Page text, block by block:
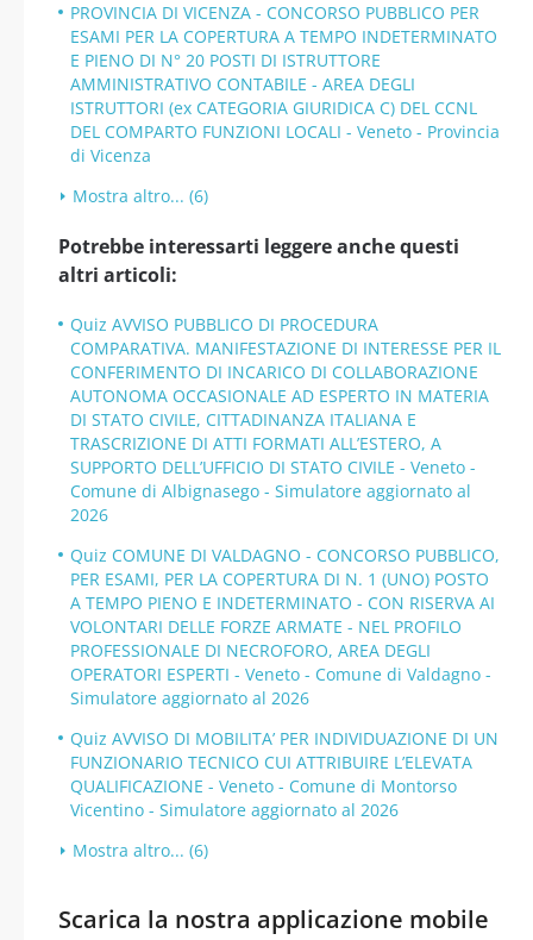
PROVINCIA DI VICENZA - CONCORSO PUBBLICO PER
ESAMI PER LA COPERTURA A TEMPO INDETERMINATO
E PIENO DI N° 20 POSTI DI ISTRUTTORE
AMMINISTRATIVO CONTABILE - AREA DEGLI
ISTRUTTORI (ex CATEGORIA GIURIDICA C) DEL CCNL
DEL COMPARTO FUNZIONI LOCALI - Veneto - Provincia
di Vicenza
Mostra altro... (6)
Potrebbe interessarti leggere anche questi
altri articoli:
Quiz AVVISO PUBBLICO DI PROCEDURA
COMPARATIVA. MANIFESTAZIONE DI INTERESSE PER IL
CONFERIMENTO DI INCARICO DI COLLABORAZIONE
AUTONOMA OCCASIONALE AD ESPERTO IN MATERIA
DI STATO CIVILE, CITTADINANZA ITALIANA E
TRASCRIZIONE DI ATTI FORMATI ALL’ESTERO, A
SUPPORTO DELL’UFFICIO DI STATO CIVILE - Veneto -
Comune di Albignasego - Simulatore aggiornato al
2026
Quiz COMUNE DI VALDAGNO - CONCORSO PUBBLICO,
PER ESAMI, PER LA COPERTURA DI N. 1 (UNO) POSTO
A TEMPO PIENO E INDETERMINATO - CON RISERVA AI
VOLONTARI DELLE FORZE ARMATE - NEL PROFILO
PROFESSIONALE DI NECROFORO, AREA DEGLI
OPERATORI ESPERTI - Veneto - Comune di Valdagno -
Simulatore aggiornato al 2026
Quiz AVVISO DI MOBILITA’ PER INDIVIDUAZIONE DI UN
FUNZIONARIO TECNICO CUI ATTRIBUIRE L’ELEVATA
QUALIFICAZIONE - Veneto - Comune di Montorso
Vicentino - Simulatore aggiornato al 2026
Mostra altro... (6)
Scarica la nostra applicazione mobile